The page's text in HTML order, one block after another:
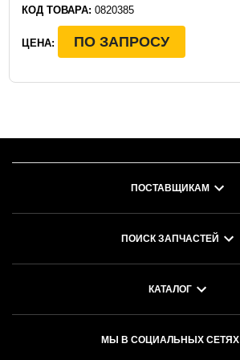
КОД ТОВАРА: 0820385
ЦЕНА: ПО ЗАПРОСУ
ПОСТАВЩИКАМ
ПОИСК ЗАПЧАСТЕЙ
КАТАЛОГ
МЫ В СОЦИАЛЬНЫХ СЕТЯХ